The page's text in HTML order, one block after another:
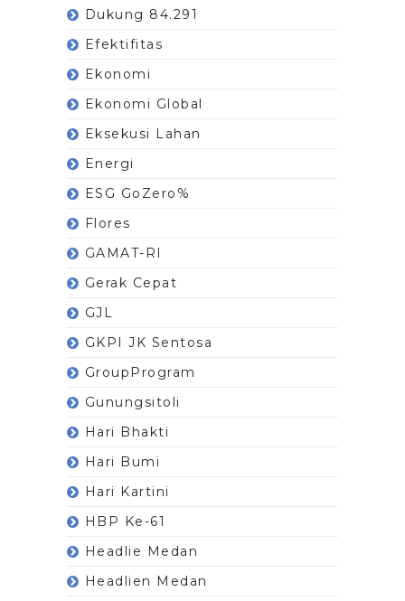
Dukung 84.291
Efektifitas
Ekonomi
Ekonomi Global
Eksekusi Lahan
Energi
ESG GoZero%
Flores
GAMAT-RI
Gerak Cepat
GJL
GKPI JK Sentosa
GroupProgram
Gunungsitoli
Hari Bhakti
Hari Bumi
Hari Kartini
HBP Ke-61
Headlie Medan
Headlien Medan